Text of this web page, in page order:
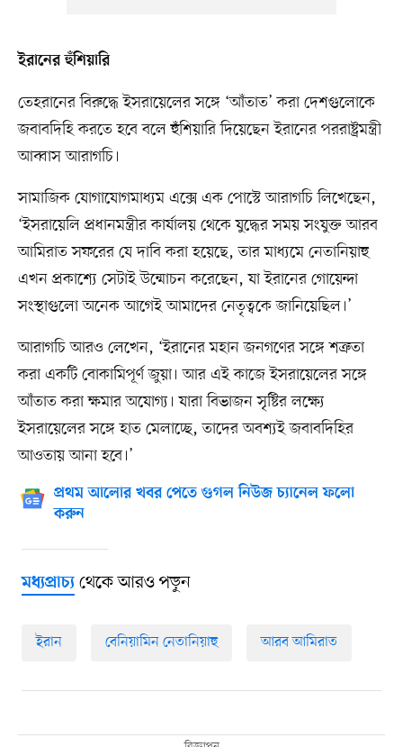
ইরানের হুঁশিয়ারি
তেহরানের বিরুদ্ধে ইসরায়েলের সঙ্গে ‘আঁতাত’ করা দেশগুলোকে
জবাবদিহি করতে হবে বলে হুঁশিয়ারি দিয়েছেন ইরানের পররাষ্ট্রমন্ত্রী
আব্বাস আরাগচি।
সামাজিক যোগাযোগমাধ্যম এক্সে এক পোস্টে আরাগচি লিখেছেন,
‘ইসরায়েলি প্রধানমন্ত্রীর কার্যালয় থেকে যুদ্ধের সময় সংযুক্ত আরব
আমিরাত সফরের যে দাবি করা হয়েছে, তার মাধ্যমে নেতানিয়াহু
এখন প্রকাশ্যে সেটাই উন্মোচন করেছেন, যা ইরানের গোয়েন্দা
সংস্থাগুলো অনেক আগেই আমাদের নেতৃত্বকে জানিয়েছিল।’
আরাগচি আরও লেখেন, ‘ইরানের মহান জনগণের সঙ্গে শত্রুতা
করা একটি বোকামিপূর্ণ জুয়া। আর এই কাজে ইসরায়েলের সঙ্গে
আঁতাত করা ক্ষমার অযোগ্য। যারা বিভাজন সৃষ্টির লক্ষ্যে
ইসরায়েলের সঙ্গে হাত মেলাচ্ছে, তাদের অবশ্যই জবাবদিহির
আওতায় আনা হবে।’
প্রথম আলোর খবর পেতে গুগল নিউজ চ্যানেল ফলো
করুন
মধ্যপ্রাচ্যথেকে আরও পড়ুন
ইরান বেনিয়ামিন নেতানিয়াহু আরব আমিরাত